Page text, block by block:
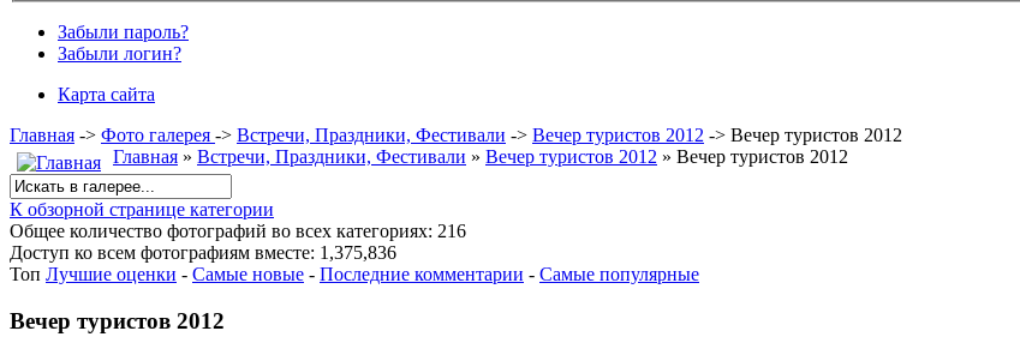
Забыли пароль?
Забыли логин?
Карта сайта
Главная -> Фото галерея -> Встречи, Праздники, Фестивали -> Вечер туристов 2012 -> Вечер туристов 2012
Главная » Встречи, Праздники, Фестивали » Вечер туристов 2012 » Вечер туристов 2012
К обзорной странице категории
Общее количество фотографий во всех категориях: 216
Доступ ко всем фотографиям вместе: 1,375,836
Топ Лучшие оценки - Самые новые - Последние комментарии - Самые популярные
Вечер туристов 2012